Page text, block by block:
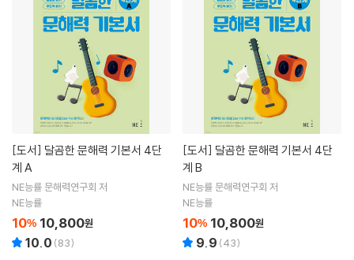
[도서]
계 A
NE능률 문해력연구회 저
NE능률
10% 10,800원
10.0 (83)
[도서]
계 B
NE능률 문해력연구회 저
NE능률
10% 10,800원
9.9 (43)